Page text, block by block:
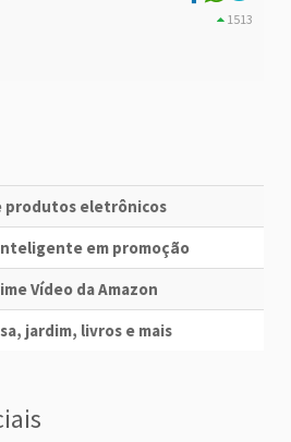
1513
produtos eletrônicos
em promoção
Vídeo da Amazon
jardim, livros e mais